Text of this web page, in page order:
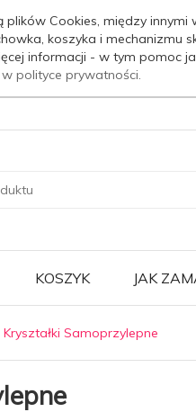
Cookies, między innymi
koszyka i mechanizmu
informacji - w tym pomoc
w polityce prywatności.
KOSZYK JAK
Kryształki Samoprzylepne